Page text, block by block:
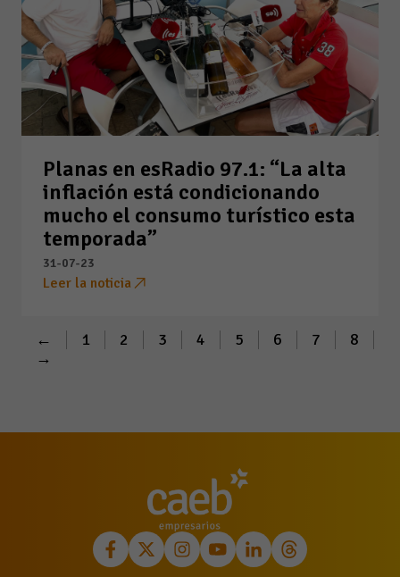
Planas en esRadio 97.1: “La alta
inflación está condicionando
mucho el consumo turístico esta
temporada”
31-07-23
Leer la noticia
← 1 2 3 4 5 6 7
8
→